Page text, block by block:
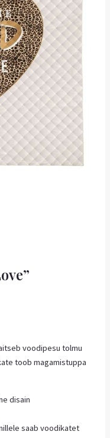
voodipesu tolmu
toob magamistuppa
disain
saab voodikatet